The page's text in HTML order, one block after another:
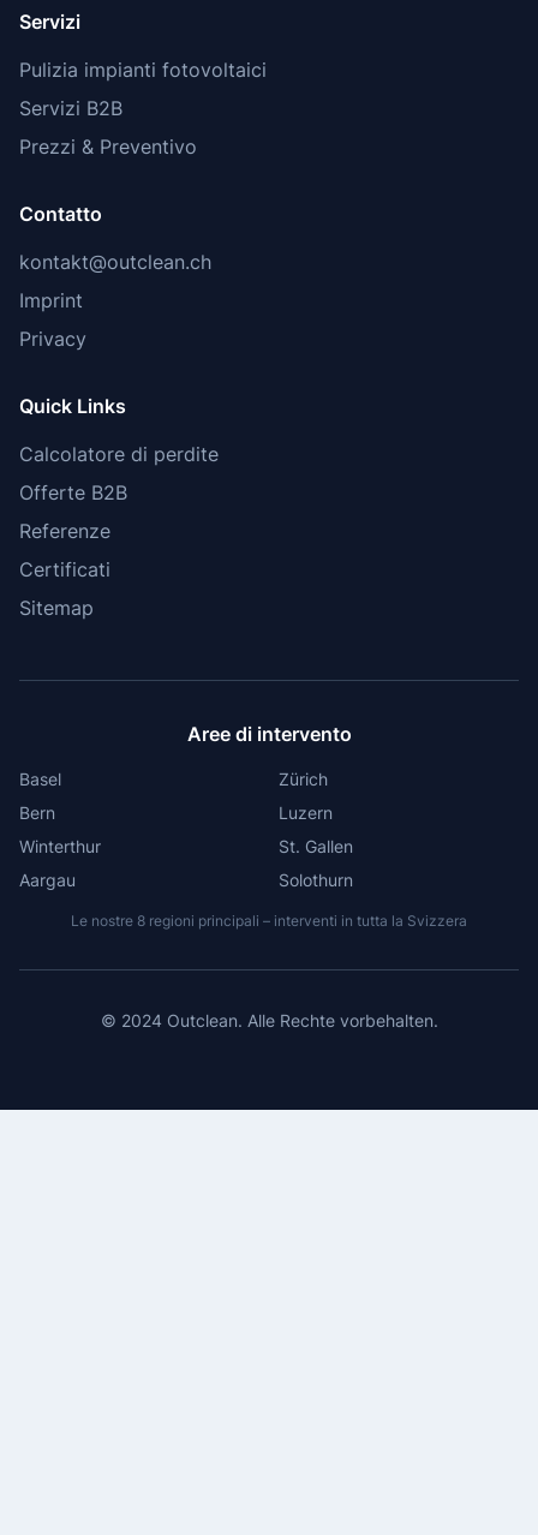
Servizi
Pulizia impianti fotovoltaici
Servizi B2B
Prezzi & Preventivo
Contatto
kontakt@outclean.ch
Imprint
Privacy
Quick Links
Calcolatore di perdite
Offerte B2B
Referenze
Certificati
Sitemap
Aree di intervento
Basel
Zürich
Bern
Luzern
Winterthur
St. Gallen
Aargau
Solothurn
Le nostre 8 regioni principali – interventi in tutta la Svizzera
© 2024 Outclean. Alle Rechte vorbehalten.